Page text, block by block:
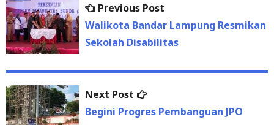
Post
navigation
Previous Post
post:
Walikota Bandar Lampung Resmikan
Sekolah Disabilitas
Next Post
Next
post:
Begini Progres Pembanguan JPO